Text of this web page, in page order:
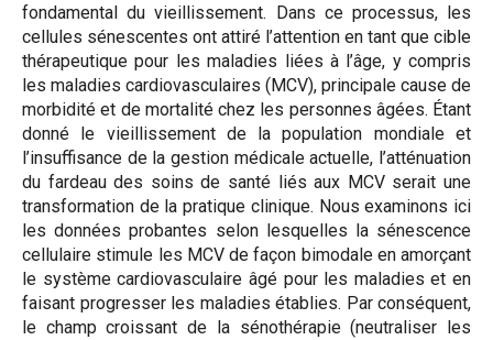
fondamental du vieillissement. Dans ce processus, les
cellules sénescentes ont attiré l’attention en tant que cible
thérapeutique pour les maladies liées à l’âge, y compris
les maladies cardiovasculaires (MCV), principale cause de
morbidité et de mortalité chez les personnes âgées. Étant
donné le vieillissement de la population mondiale et
l’insuffisance de la gestion médicale actuelle, l’atténuation
du fardeau des soins de santé liés aux MCV serait une
transformation de la pratique clinique. Nous examinons ici
les données probantes selon lesquelles la sénescence
cellulaire stimule les MCV de façon bimodale en amorçant
le système cardiovasculaire âgé pour les maladies et en
faisant progresser les maladies établies. Par conséquent,
le champ croissant de la sénothérapie (neutraliser les